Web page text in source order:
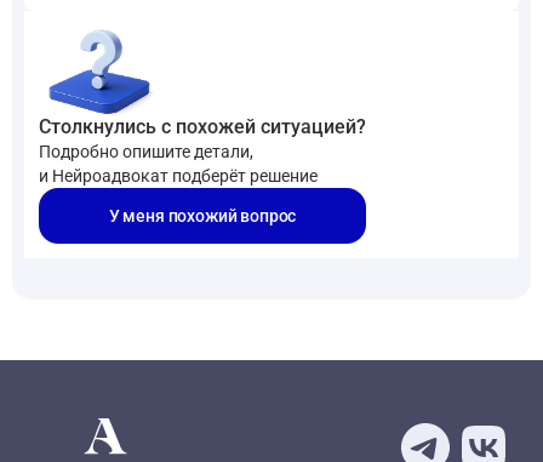
Столкнулись с похожей ситуацией?
Подробно опишите детали,
и Нейроадвокат подберёт решение
У меня похожий вопрос